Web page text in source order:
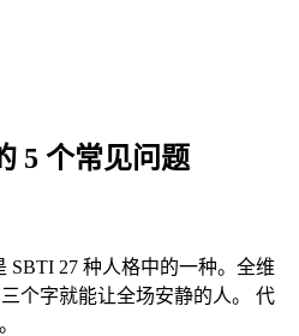
5 个常见问题
SBTI 27 种人格中的一种。全维
个字就能让全场安静的人。 代